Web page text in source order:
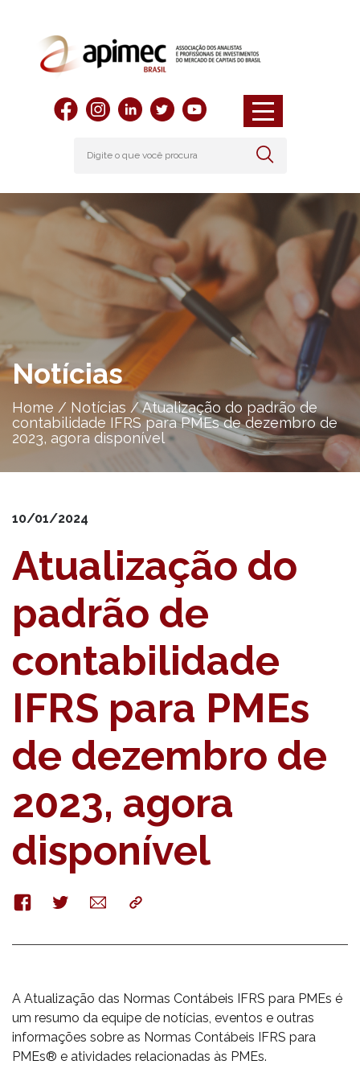
Notícias
Home / Notícias /Atualização do padrão de
contabilidade IFRS para PMEs de dezembro de
2023, agora disponível
10/01/2024
Atualização do
padrão de
contabilidade
IFRS para PMEs
de dezembro de
2023, agora
disponível
FacebookTwitterE-
mail
Copy
A Atualização das Normas Contábeis IFRS para PMEs é
um resumo da equipe de notícias, eventos e outras
informações sobre as Normas Contábeis IFRS para
PMEs® e atividades relacionadas às PMEs.